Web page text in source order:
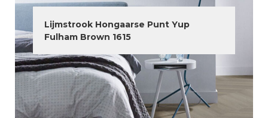
Lijmstrook Hongaarse Punt Yup
Fulham Brown 1615